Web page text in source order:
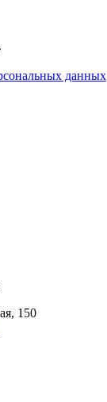
данных
150